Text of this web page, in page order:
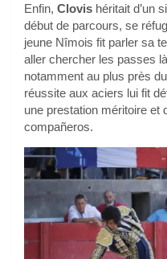
Enfin, Clovis héritait d’un
début de parcours, se
jeune Nîmois fit parler sa
aller chercher les passes
notamment au plus près
réussite aux aciers lui fit
une prestation méritoire et
compañeros.